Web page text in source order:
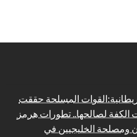
المسلحة حققت
لصالحها.. تطورات هرمز
ومصلحة الخليجيين في